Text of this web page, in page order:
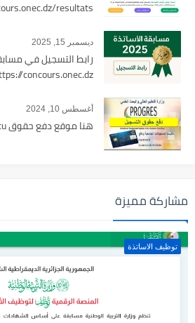
resultats
ديسمبر 15, 2025
concours.onec.dz
أغسطس 10, 2024
هنا موقع دفع حقوق progres.mesrs.dz/webetu
مشاركة مميزة
توظيف الاساتذة